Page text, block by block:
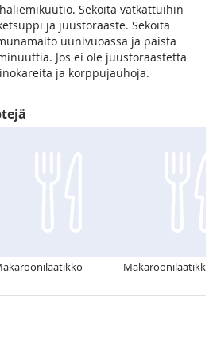
Sekoita vatkattuihin
ja juustoraaste. Sekoita
uunivuoassa ja paista
Jos ei ole juustoraastetta
ja korppujauhoja.
Makaroonilaatikko